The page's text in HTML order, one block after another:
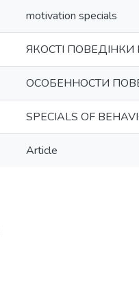
motivation specials
ЯКОСТІ
ОСОБЕННОСТИ
SPECIALS OF
Article